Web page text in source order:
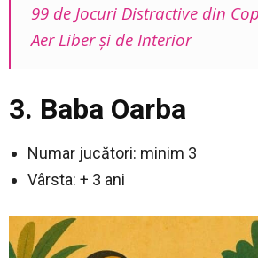
99 de Jocuri Distractive din
Aer Liber şi de Interior
3. Baba Oarba
Numar jucători: minim 3
Vârsta: + 3 ani